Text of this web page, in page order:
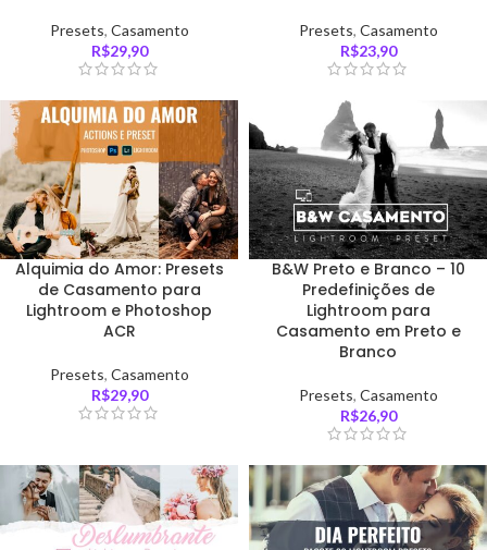
Presets, Casamento
R$29,90
Presets, Casamento
R$23,90
Alquimia do Amor: Presets
de Casamento para
Lightroom e Photoshop
ACR
Presets, Casamento
R$29,90
B&W Preto e Branco – 10
Predefinições de
Lightroom para
Casamento em Preto e
Branco
Presets, Casamento
R$26,90